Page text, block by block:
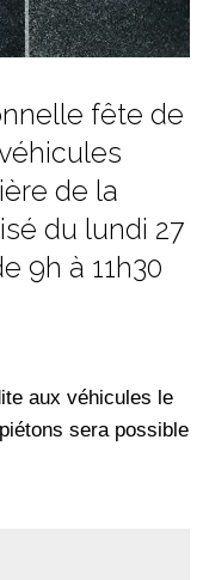
fête de
de la
du lundi 27
9h à 11h30
aux véhicules le
sera possible